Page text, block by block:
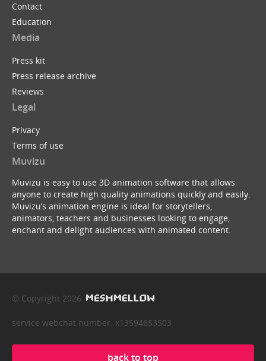
Contact
Education
Media
Press kit
Press release archive
Reviews
Legal
Privacy
Terms of use
Muvizu
Muvizu is easy to use 3D animation software that allows
anyone to create high quality animations quickly and easily.
Muvizu’s animation engine is ideal for storytellers,
animators, teachers and businesses looking to engage,
enchant and delight audiences with animated content.
© Copyright 2026
service webchat number: x13594653503
back to top